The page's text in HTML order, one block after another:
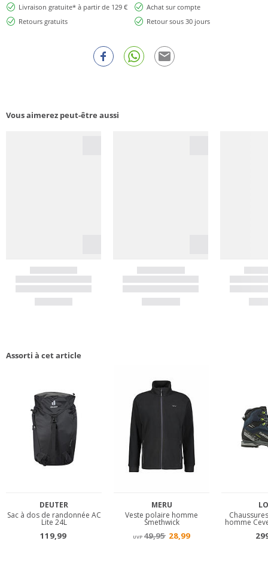
Livraison gratuite* à partir de 129 €
Achat sur compte
Retours gratuits
Retour sous 30 jours
Vous aimerez peut-être aussi
Assorti à cet article